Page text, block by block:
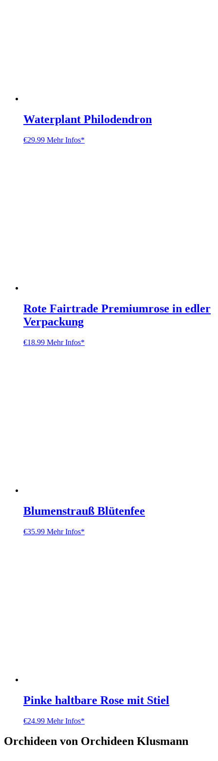
Waterplant Philodendron
€29.99 Mehr Infos*
Rote Fairtrade Premiumrose in edler
Verpackung
€18.99 Mehr Infos*
Blumenstrauß Blütenfee
€35.99 Mehr Infos*
Pinke haltbare Rose mit Stiel
€24.99 Mehr Infos*
Orchideen von Orchideen Klusmann